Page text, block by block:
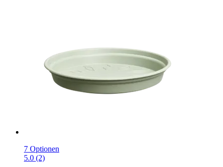
7 Optionen
5.0 (2)